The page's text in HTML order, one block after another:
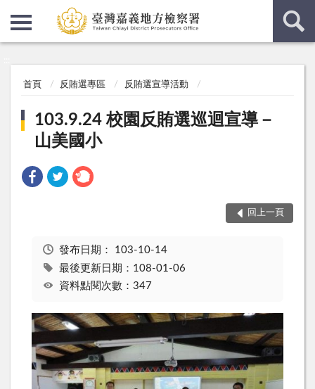
首頁 反賄選專區 反賄選宣導活動
103.9.24 校園反賄選巡迴宣導－
山美國小
回上一頁
發布日期： 103-10-14
最後更新日期：108-01-06
資料點閱次數：347